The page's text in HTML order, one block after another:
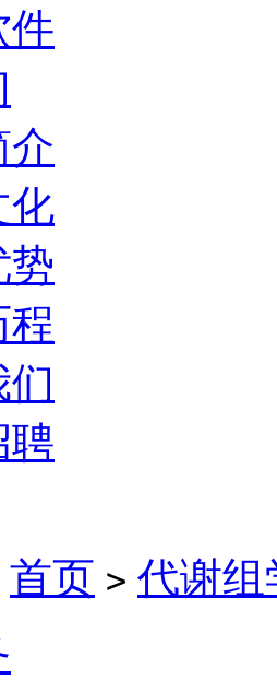
件
介
化
势
程
聘
首页 > 代谢组